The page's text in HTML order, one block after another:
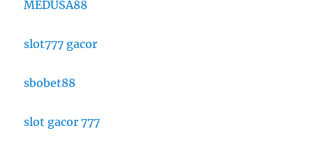
MEDUSA88
slot777 gacor
sbobet88
slot gacor 777